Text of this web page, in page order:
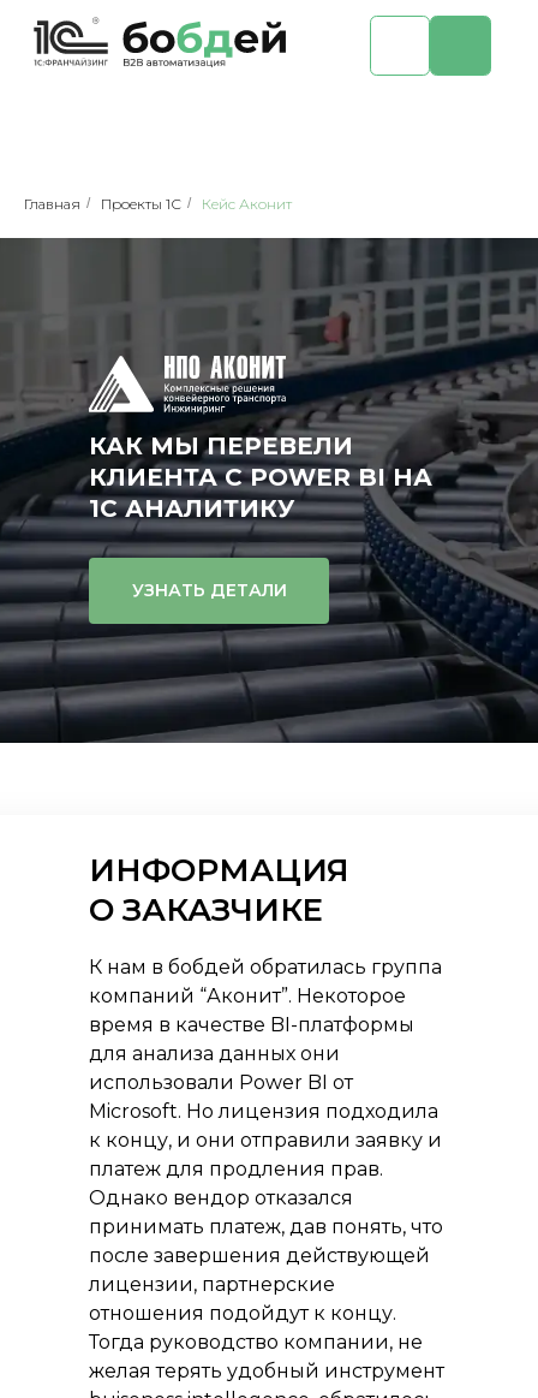
Главная / Проекты 1С / Кейс Аконит
КАК МЫ ПЕРЕВЕЛИ
КЛИЕНТА С POWER BI НА
1С АНАЛИТИКУ
УЗНАТЬ ДЕТАЛИ
ИНФОРМАЦИЯ
О ЗАКАЗЧИКЕ
К нам в бобдей обратилась группа
компаний “Аконит”. Некоторое
время в качестве BI-платформы
для анализа данных они
использовали Power BI от
Microsoft. Но лицензия подходила
к концу, и они отправили заявку и
платеж для продления прав.
Однако вендор отказался
принимать платеж, дав понять, что
после завершения действующей
лицензии, партнерские
отношения подойдут к концу.
Тогда руководство компании, не
желая терять удобный инструмент